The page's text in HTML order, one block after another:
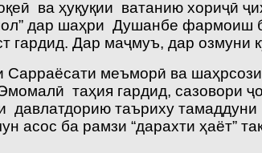
ва ҳуқуқии ватанию хориҷӣ
дар шаҳри Душанбе фармоиш
гардид. Дар маҷмуъ, дар озмуни
Сарраёсати меъморӣ ва
таҳия гардид, сазовори
давлатдорию таъриху
асос ба рамзи “дарахти ҳаёт”